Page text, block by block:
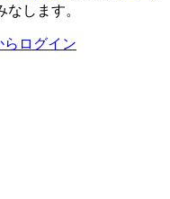
します。
らログイン